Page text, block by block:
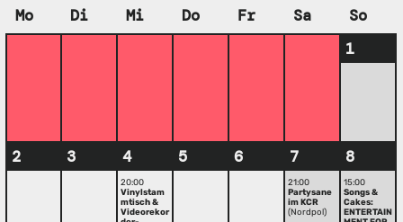
Mo Di Mi Do Fr Sa
So
1
2 3 4
20:00
Vinylstam
mtisch &
Videorekor
5 6 7
21:00
Partysane
im KCR
(Nordpol)
8
15:00
Songs &
Cakes:
ENTERTAIN